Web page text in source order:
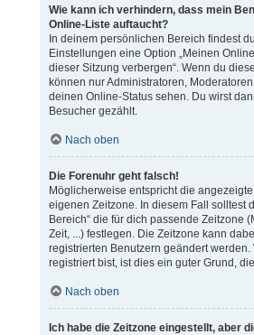
Wie kann ich verhindern, dass mein
Online-Liste auftaucht?
In deinem persönlichen Bereich findest
Einstellungen eine Option „Meinen
dieser Sitzung verbergen“. Wenn du
können nur Administratoren,
deinen Online-Status sehen. Du wirst
Besucher gezählt.
Nach oben
Die Forenuhr geht falsch!
Möglicherweise entspricht die
eigenen Zeitzone. In diesem Fall solltest
Bereich“ die für dich passende Zeitzone
Zeit, ...) festlegen. Die Zeitzone kann
registrierten Benutzern geändert werden.
registriert bist, ist dies ein guter Grund,
Nach oben
Ich habe die Zeitzone eingestellt, aber